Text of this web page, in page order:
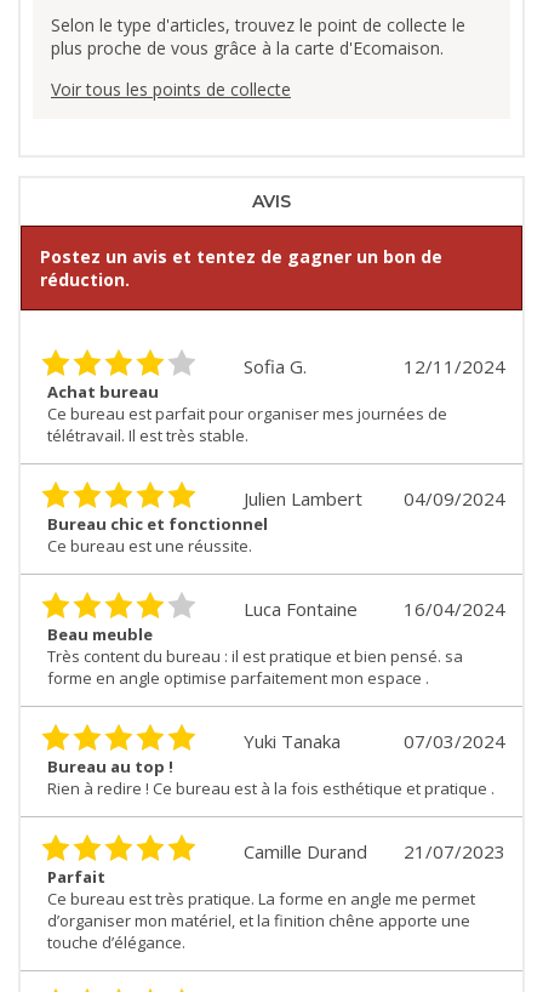
Selon le type d'articles, trouvez le point de collecte le
plus proche de vous grâce à la carte d'Ecomaison.
Voir tous les points de collecte
AVIS
Postez un avis et tentez de gagner un bon de
réduction.
12/11/2024
Sofia G.
Achat bureau
Ce bureau est parfait pour organiser mes journées de
télétravail. Il est très stable.
04/09/2024
Julien Lambert
Bureau chic et fonctionnel
Ce bureau est une réussite.
16/04/2024
Luca Fontaine
Beau meuble
Très content du bureau : il est pratique et bien pensé. sa
forme en angle optimise parfaitement mon espace .
07/03/2024
Yuki Tanaka
Bureau au top !
Rien à redire ! Ce bureau est à la fois esthétique et pratique .
21/07/2023
Camille Durand
Parfait
Ce bureau est très pratique. La forme en angle me permet
d’organiser mon matériel, et la finition chêne apporte une
touche d’élégance.